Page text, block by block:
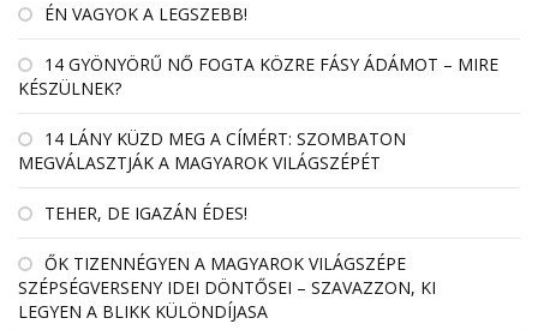
ÉN VAGYOK A LEGSZEBB!
14 GYÖNYÖRŰ NŐ FOGTA KÖZRE FÁSY ÁDÁMOT – MIRE
KÉSZÜLNEK?
14 LÁNY KÜZD MEG A CÍMÉRT: SZOMBATON
MEGVÁLASZTJÁK A MAGYAROK VILÁGSZÉPÉT
TEHER, DE IGAZÁN ÉDES!
ŐK TIZENNÉGYEN A MAGYAROK VILÁGSZÉPE
SZÉPSÉGVERSENY IDEI DÖNTŐSEI – SZAVAZZON, KI
LEGYEN A BLIKK KÜLÖNDÍJASA